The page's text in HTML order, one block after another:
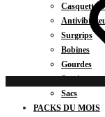
Casquettes
Surgrips
Bobines
Gourdes
Serviettes
Sacs
PACKS DU MOIS